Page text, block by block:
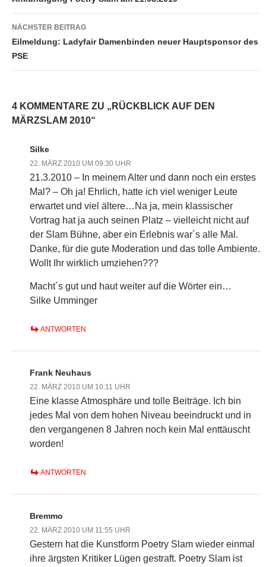
NÄCHSTER BEITRAG
Eilmeldung: Ladyfair Damenbinden neuer Hauptsponsor des
PSE
4 KOMMENTARE ZU „RÜCKBLICK AUF DEN
MÄRZSLAM 2010“
Silke
22. MÄRZ 2010 UM 09:30 UHR
21.3.2010 – In meinem Alter und dann noch ein erstes
Mal? – Oh ja! Ehrlich, hatte ich viel weniger Leute
erwartet und viel ältere…Na ja, mein klassischer
Vortrag hat ja auch seinen Platz – vielleicht nicht auf
der Slam Bühne, aber ein Erlebnis war´s alle Mal.
Danke, für die gute Moderation und das tolle Ambiente.
Wollt Ihr wirklich umziehen???
Macht´s gut und haut weiter auf die Wörter ein…
Silke Umminger
ANTWORTEN
Frank Neuhaus
22. MÄRZ 2010 UM 10:11 UHR
Eine klasse Atmosphäre und tolle Beiträge. Ich bin
jedes Mal von dem hohen Niveau beeindruckt und in
den vergangenen 8 Jahren noch kein Mal enttäuscht
worden!
ANTWORTEN
Bremmo
22. MÄRZ 2010 UM 11:55 UHR
Gestern hat die Kunstform Poetry Slam wieder einmal
ihre ärgsten Kritiker Lügen gestraft. Poetry Slam ist